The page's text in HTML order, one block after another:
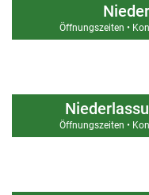
Öffnungszeiten •
Öffnungszeiten •